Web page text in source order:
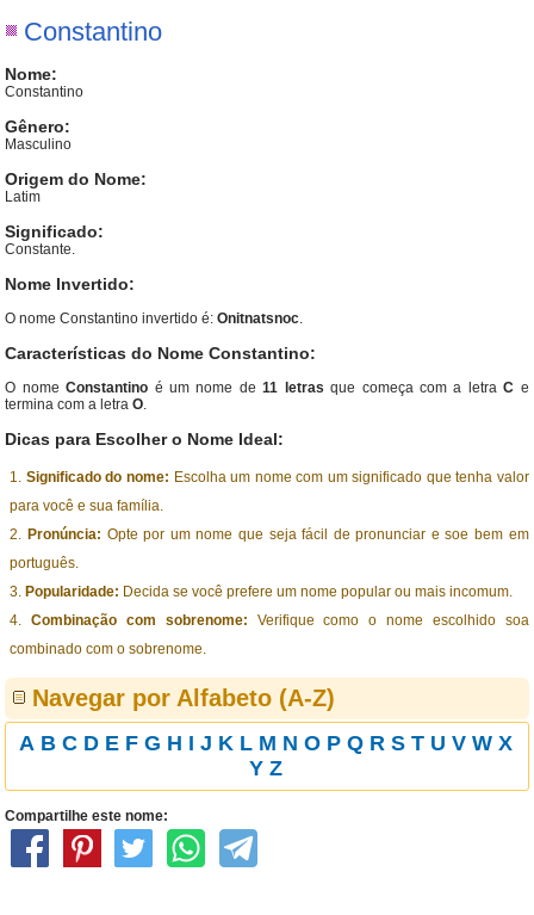
Constantino
Nome:
Constantino
Gênero:
Masculino
Origem do Nome:
Latim
Significado:
Constante.
Nome Invertido:
O nome Constantino invertido é:Onitnatsnoc.
Características do Nome Constantino:
O nomeConstantino é um nome de11 letras que começa com a letraC e
termina com a letraO.
Dicas para Escolher o Nome Ideal:
Significado do nome: Escolha um nome com um significado que tenha valor
para você e sua família.
Pronúncia: Opte por um nome que seja fácil de pronunciar e soe bem em
português.
Popularidade: Decida se você prefere um nome popular ou mais incomum.
Combinação com sobrenome: Verifique como o nome escolhido soa
combinado com o sobrenome.
Navegar por Alfabeto (A-Z)
A B C D E F G H I J K L M N O P Q R S T U V W X
Y Z
Compartilhe este nome: